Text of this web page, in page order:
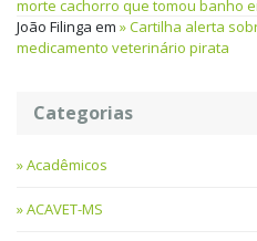
morte cachorro que tomou banho
João Filinga em
Cartilha alerta
medicamento veterinário pirata
Categorias
Acadêmicos
ACAVET-MS